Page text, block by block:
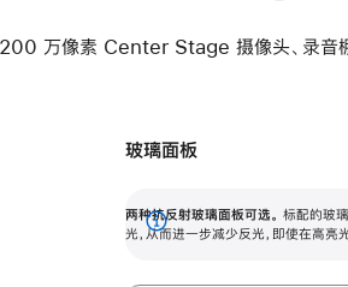
万像素 Center Stage 摄像头、录音
有高亮光源的场所使用，也能保持出色画质。
玻璃面板
两种抗反射玻璃面板可选。 标配的玻
光，从而进一步减少反光，即使在高亮
展